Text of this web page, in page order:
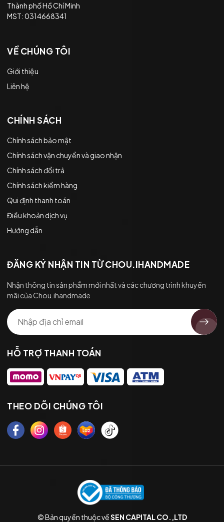
Thành phố Hồ Chí Minh
MST: 0314668341
VỀ CHÚNG TÔI
Giới thiệu
Liên hệ
CHÍNH SÁCH
Chính sách bảo mật
Chính sách vận chuyển và giao nhận
Chính sách đổi trả
Chính sách kiểm hàng
Qui định thanh toán
Điều khoản dịch vụ
Hướng dẫn
ĐĂNG KÝ NHẬN TIN TỪ CHOU.IHANDMADE
Nhận thông tin sản phẩm mới nhất và các chương trình khuyến
mãi của Chou.ihandmade
HỖ TRỢ THANH TOÁN
THEO DÕI CHÚNG TÔI
© Bản quyền thuộc vềSEN CAPITAL CO.,LTD